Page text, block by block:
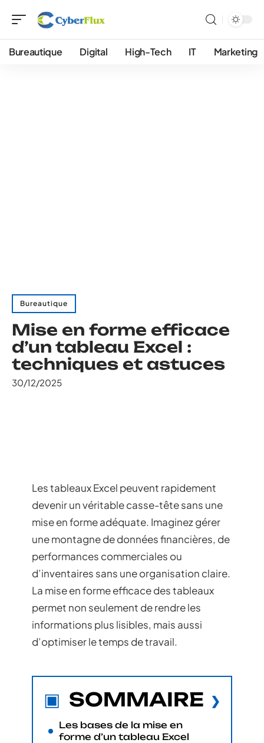
Bureautique Digital High-Tech IT Marketing
Bureautique
Mise en forme efficace
d’un tableau Excel :
techniques et astuces
30/12/2025
Les tableaux Excel peuvent rapidement
devenir un véritable casse-tête sans une
mise en forme adéquate. Imaginez gérer
une montagne de données financières, de
performances commerciales ou
d’inventaires sans une organisation claire.
La mise en forme efficace des tableaux
permet non seulement de rendre les
informations plus lisibles, mais aussi
d’optimiser le temps de travail.
SOMMAIRE
Les bases de la mise en
forme d’un tableau Excel